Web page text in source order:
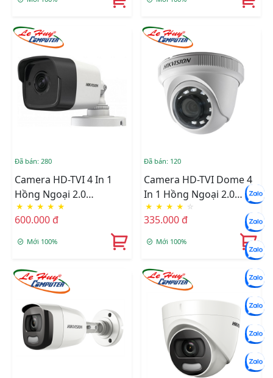
Đã bán: 280
Camera HD-TVI 4 In 1
Hồng Ngoại 2.0
Megapixel HIKVISION
DS-2CE16D0T-ITPF
★ ★ ★ ★ ★
600.000 đ
Mới 100%
Đã bán: 120
Camera HD-TVI Dome 4
In 1 Hồng Ngoại 2.0
Megapixel HIKVISION
DS-2CE56B2-IPF
★ ★ ★ ★ ☆
335.000 đ
Mới 100%